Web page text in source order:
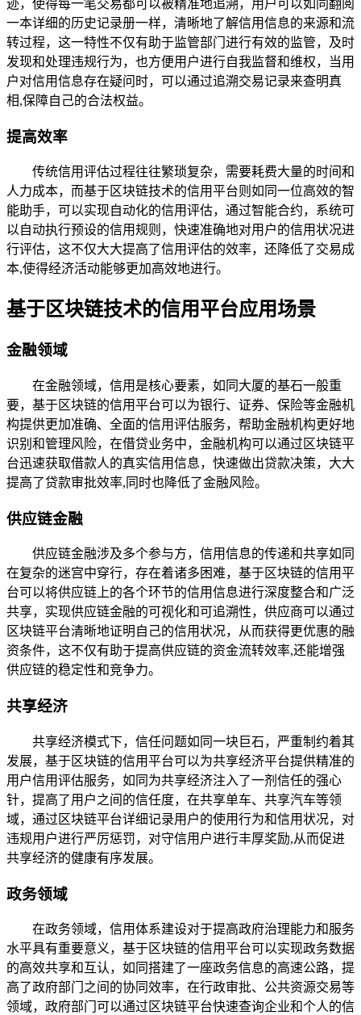
迹，使得每一笔交易都可以被精准地追溯，用户可以如同翻阅
一本详细的历史记录册一样，清晰地了解信用信息的来源和流
转过程，这一特性不仅有助于监管部门进行有效的监管，及时
发现和处理违规行为，也方便用户进行自我监督和维权，当用
户对信用信息存在疑问时，可以通过追溯交易记录来查明真
相,保障自己的合法权益。
提高效率
传统信用评估过程往往繁琐复杂，需要耗费大量的时间和
人力成本，而基于区块链技术的信用平台则如同一位高效的智
能助手，可以实现自动化的信用评估，通过智能合约，系统可
以自动执行预设的信用规则，快速准确地对用户的信用状况进
行评估，这不仅大大提高了信用评估的效率，还降低了交易成
本,使得经济活动能够更加高效地进行。
基于区块链技术的信用平台应用场景
金融领域
在金融领域，信用是核心要素，如同大厦的基石一般重
要，基于区块链的信用平台可以为银行、证券、保险等金融机
构提供更加准确、全面的信用评估服务，帮助金融机构更好地
识别和管理风险，在借贷业务中，金融机构可以通过区块链平
台迅速获取借款人的真实信用信息，快速做出贷款决策，大大
提高了贷款审批效率,同时也降低了金融风险。
供应链金融
供应链金融涉及多个参与方，信用信息的传递和共享如同
在复杂的迷宫中穿行，存在着诸多困难，基于区块链的信用平
台可以将供应链上的各个环节的信用信息进行深度整合和广泛
共享，实现供应链金融的可视化和可追溯性，供应商可以通过
区块链平台清晰地证明自己的信用状况，从而获得更优惠的融
资条件，这不仅有助于提高供应链的资金流转效率,还能增强
供应链的稳定性和竞争力。
共享经济
共享经济模式下，信任问题如同一块巨石，严重制约着其
发展，基于区块链的信用平台可以为共享经济平台提供精准的
用户信用评估服务，如同为共享经济注入了一剂信任的强心
针，提高了用户之间的信任度，在共享单车、共享汽车等领
域，通过区块链平台详细记录用户的使用行为和信用状况，对
违规用户进行严厉惩罚，对守信用户进行丰厚奖励,从而促进
共享经济的健康有序发展。
政务领域
在政务领域，信用体系建设对于提高政府治理能力和服务
水平具有重要意义，基于区块链的信用平台可以实现政务数据
的高效共享和互认，如同搭建了一座政务信息的高速公路，提
高了政府部门之间的协同效率，在行政审批、公共资源交易等
领域，政府部门可以通过区块链平台快速查询企业和个人的信